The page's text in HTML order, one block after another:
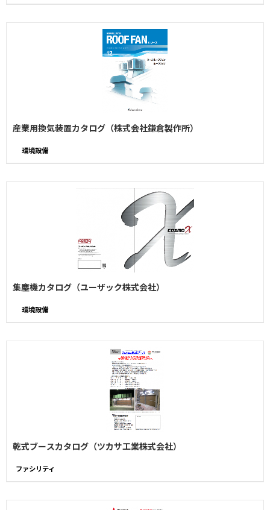
産業用換気装置カタログ（株式会社鎌倉製作所）
環境設備
集塵機カタログ（ユーザック株式会社）
環境設備
乾式ブースカタログ（ツカサ工業株式会社）
ファシリティ